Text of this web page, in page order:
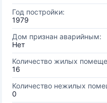
Год постройки:
1979
Дом признан аварийным:
Нет
Количество жилых
16
Количество нежилых
0